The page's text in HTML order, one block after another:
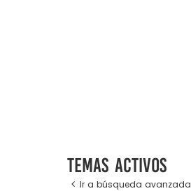
Temas activos
Ir a búsqueda avanzada